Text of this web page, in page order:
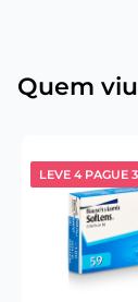
Quem
LEVE 4 PAGUE 3